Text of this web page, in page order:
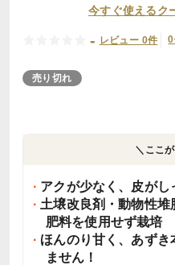
今すぐ使えるク
- レビュー 0件
売り切れ
＼ここ
アクが少なく、皮が
土壌改良剤・動物性
肥料を使用せず栽培
ほんのり甘く、あずき
ません！